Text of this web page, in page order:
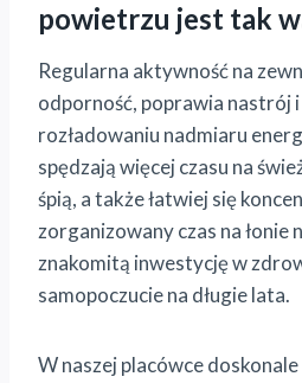
powietrzu jest tak
Regularna aktywność na
odporność, poprawia nastrój
rozładowaniu nadmiaru
spędzają więcej czasu na
śpią, a także łatwiej się
zorganizowany czas na łonie
znakomitą inwestycję w
samopoczucie na długie lata.
W naszej placówce